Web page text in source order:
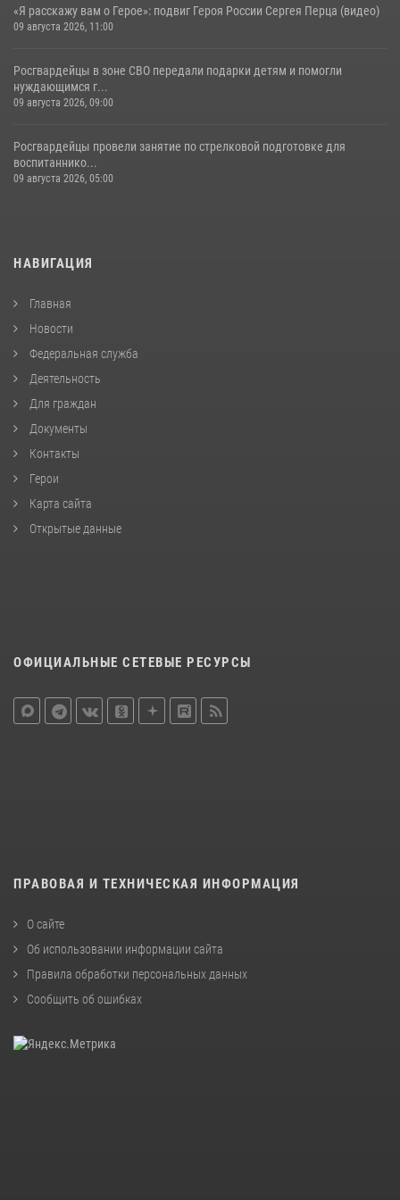
«Я расскажу вам о Герое»: подвиг Героя России Сергея Перца (видео)
09 августа 2026, 11:00
Росгвардейцы в зоне СВО передали подарки детям и помогли
нуждающимся г...
09 августа 2026, 09:00
Росгвардейцы провели занятие по стрелковой подготовке для
воспитаннико...
09 августа 2026, 05:00
НАВИГАЦИЯ
Главная
Новости
Федеральная служба
Деятельность
Для граждан
Документы
Контакты
Герои
Карта сайта
Открытые данные
ОФИЦИАЛЬНЫЕ СЕТЕВЫЕ РЕСУРСЫ
ПРАВОВАЯ И ТЕХНИЧЕСКАЯ ИНФОРМАЦИЯ
О сайте
Об использовании информации сайта
Правила обработки персональных данных
Сообщить об ошибках